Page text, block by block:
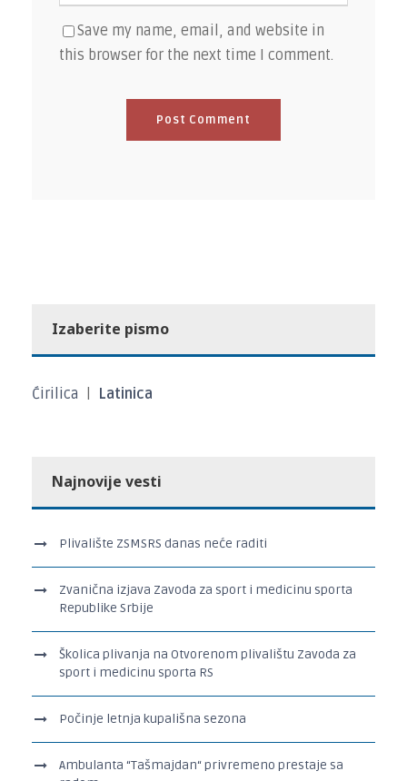
Save my name, email, and website in
this browser for the next time I comment.
Izaberite pismo
Ćirilica Latinica
Najnovije vesti
Plivalište ZSMSRS danas neće raditi
Zvanična izjava Zavoda za sport i medicinu sporta
Republike Srbije
Školica plivanja na Otvorenom plivalištu Zavoda za
sport i medicinu sporta RS
Počinje letnja kupališna sezona
Ambulanta “Tašmajdan“ privremeno prestaje sa